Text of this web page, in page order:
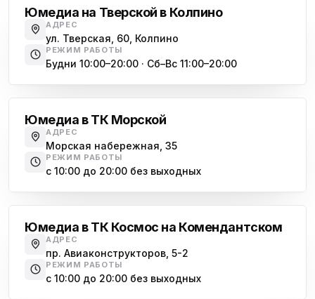
Юмедиа на Тверской в Колпино
АДРЕС
ул. Тверская, 60, Колпино
РЕЖИМ РАБОТЫ
Будни 10:00–20:00 · Сб–Вс 11:00–20:00
Юмедиа в ТК Морской
АДРЕС
Морская набережная, 35
РЕЖИМ РАБОТЫ
с 10:00 до 20:00 без выходных
Юмедиа в ТК Космос на Комендантском
АДРЕС
пр. Авиаконструкторов, 5-2
РЕЖИМ РАБОТЫ
с 10:00 до 20:00 без выходных